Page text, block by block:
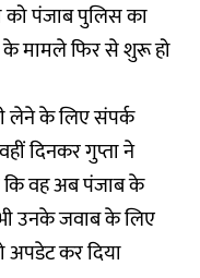
को पंजाब पुलिस का
के मामले फिर से शुरू हो
लेने के लिए संपर्क
दिनकर गुप्ता ने
वह अब पंजाब के
उनके जवाब के लिए
अपडेट कर दिया